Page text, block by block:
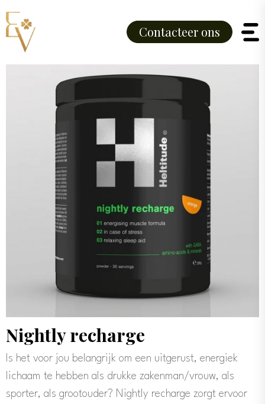
Contacteer ons
Nightly recharge
Is het voor jou belangrijk om een uitgerust, energiek
lichaam te hebben als drukke zakenman/vrouw, als
sporter, als grootouder? Nightly recharge zorgt ervoor